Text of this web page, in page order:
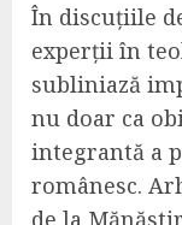
În discuțiile
experții în
subliniază
nu doar ca
integrantă a
românesc.
de la